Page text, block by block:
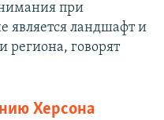
при
является ландшафт и
региона, говорят
Херсона